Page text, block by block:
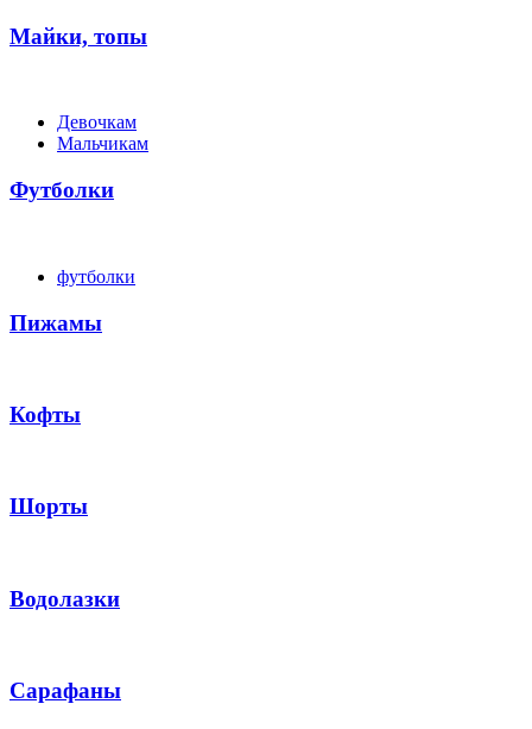
Майки, топы
Девочкам
Мальчикам
Футболки
футболки
Пижамы
Кофты
Шорты
Водолазки
Сарафаны